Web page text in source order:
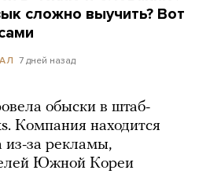
сложно выучить? Вот
7 дней назад
обыски в штаб-
Компания находится
из-за рекламы,
Южной Кореи